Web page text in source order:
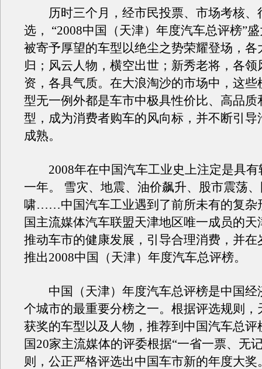
历时三个月，经市民投票、市场考核、
选， “2008中国（天津）年度汽车总评榜”
被寄予厚望的车型以绝尘之势荣耀登场，各
归；风云人物，横空出世；新秀老将，各领
资，各具气质。在大浪淘沙的市场中，这些
型无一例外都是车市中极具性价比、高品质
型，成为消费者购车的风向标，并不断引导
成熟。
2008年在中国汽车工业史上注定是具有
一年。 雪灾、地震、油价飙升、股市震荡
啸……中国汽车工业遇到了前所未有的复杂
国主流媒体汽车联盟天津地区唯一成员的天
推动车市的健康发展，引导合理消费，并在
推出2008中国（天津）年度汽车总评榜。
中国（天津）年度汽车总评榜是中国经
个城市的最重要分榜之一。根据评选规则，
获奖的车型以及人物，推荐到中国汽车总评
国20家主流媒体的评委根据“一省一票、无
则，公正严格评选出中国车市新的年度大奖